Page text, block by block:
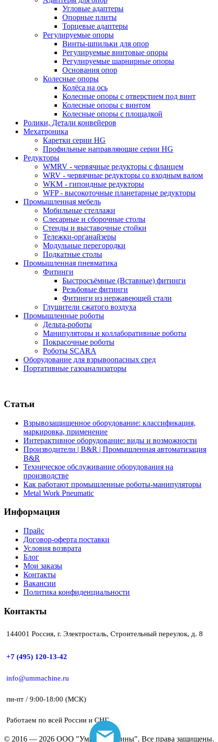
Угловые адаптеры
Опорные плиты
Торцевые адаптеры
Регулируемые опоры
Винты-шпильки для опор
Регулируемые винтовые опоры
Регулируемые шарнирные опоры
Основания опор
Колесные опоры
Колёса на ось
Колесные опоры с отверстием под винт
Колесные опоры с винтом
Колесные опоры с площадкой
Ролики, Детали конвейеров
Мехатроника
Каретки серии HG
Профильные направляющие серии HG
Редукторы
WMRV - червячные редукторы с фланцем
WRV - червячные редукторы со входным валом
WKM - гипоидные редукторы
WFP - высокоточные планетарные редукторы
Промышленная мебель
Мобильные стеллажи
Слесарные и сборочные столы
Стенды и выставочные стойки
Тележки-органайзеры
Модульные перегородки
Подкатные столы
Промышленная пневматика
Фитинги
Быстросъёмные (Вставные) фитинги
Резьбовые фитинги
Фитинги из нержавеющей стали
Глушители сжатого воздуха
Промышленные роботы
Дельта-роботы
Манипуляторы и коллаборативные роботы
Покрасочные роботы
Роботы SCARA
Оборудование для взрывоопасных сред
Портативные газоанализаторы
Статьи
Взрывозащищенное оборудование: классификация,
маркировка, применение
Интерактивное оборудование: виды и возможности
Производители | B&R | Промышленная автоматизация
B&R
Техническое обслуживание оборудования на
производстве
Как работают промышленные роботы-манипуляторы
Metal Work Pneumatic
Информация
Прайс
Договор-оферта поставки
Условия возврата
Блог
Мои заказы
Контакты
Вакансии
Политика конфиденциальности
Контакты
144001 Россия, г. Электросталь, Строительный переулок, д. 8
+7 (495) 120-13-42
info@ummachine.ru
пн-пт / 9:00-18:00 (МСК)
Работаем по всей России и СНГ
© 2016 — 2026 ООО "Умные Машины". Все права защищены.